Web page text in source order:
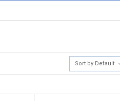
Sort by Default